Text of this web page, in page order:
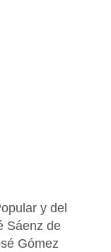
y del
Sáenz de
Gómez